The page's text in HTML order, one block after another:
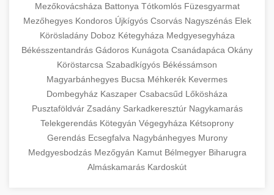
en.wikipedia.org economic concepts
Expert search engine optimization services to
improve your website's visibility and organic
traffic. Technical SEO, content optimization,
and more.
onlinemarketing101.biz
search optimization experts
💎 9. mellplasztika +
Professional breast augmentation services
with experienced surgeons. Learn about
procedures, recovery, and consultation options
for cosmetic enhancement.
szeptest.com cosmetic breast surgery
✨ 10. hasplasztika +
Expert tummy tuck procedures to achieve a
flatter, more toned abdomen. Consultation
with certified plastic surgeons and
comprehensive aftercare.
👁️ szemhejplasztika +
Professional blepharoplasty procedures to
Mezőkovácsháza Battonya Tótkomlós Füzesgyarmat
Mezőhegyes Kondoros Újkígyós Csorvás Nagyszénás Elek
Körösladány Doboz Kétegyháza Medgyesegyháza
Békésszentandrás Gádoros Kunágota Csanádapáca Okány
Köröstarcsa Szabadkígyós Békéssámson
Magyarbánhegyes Bucsa Méhkerék Kevermes
Dombegyház Kaszaper Csabacsűd Lőkösháza
Pusztaföldvár Zsadány Sarkadkeresztúr Nagykamarás
Telekgerendás Kötegyán Végegyháza Kétsoprony
Gerendás Ecsegfalva Nagybánhegyes Murony
Medgyesbodzás Mezőgyán Kamut Bélmegyer Biharugra
Almáskamarás Kardoskút